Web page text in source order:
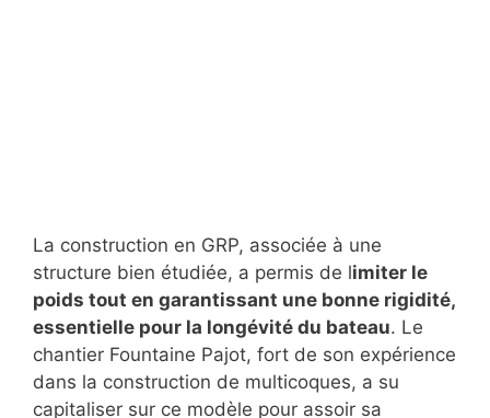
La construction en GRP, associée à une
structure bien étudiée, a permis de limiter le
poids tout en garantissant une bonne rigidité,
essentielle pour la longévité du bateau. Le
chantier Fountaine Pajot, fort de son expérience
dans la construction de multicoques, a su
capitaliser sur ce modèle pour assoir sa